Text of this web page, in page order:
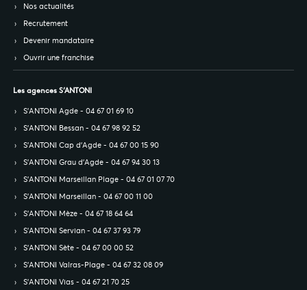
Nos actualités
Recrutement
Devenir mandataire
Ouvrir une franchise
Les agences S’ANTONI
S’ANTONI Agde - 04 67 01 69 10
S’ANTONI Bessan - 04 67 98 92 52
S’ANTONI Cap d'Agde - 04 67 00 15 90
S’ANTONI Grau d'Agde - 04 67 94 30 13
S’ANTONI Marseillan Plage - 04 67 01 07 70
S’ANTONI Marseillan - 04 67 00 11 00
S’ANTONI Mèze - 04 67 18 64 64
S’ANTONI Servian - 04 67 37 93 79
S’ANTONI Sète - 04 67 00 00 52
S’ANTONI Valras-Plage - 04 67 32 08 09
S’ANTONI Vias - 04 67 21 70 25